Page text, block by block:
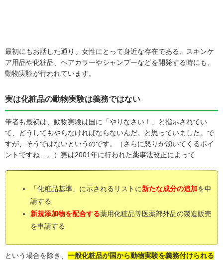
最初にもお話した通り、女性にとって身近な存在である、スキンケ
ア用品や化粧品、ヘアカラーやシャンプーなどを開発する時にも、
動物実験が行われています。
実は化粧品の動物実験は義務ではない
筆者も最初は、動物実験は国に「やりなさい！」と指示されてい
て、どうしてもやらなければならないんだ。と思っていました。で
すが、そうではないというのです。（さらに怒りが湧いてくるポイ
ントですね…。）実は2001年に行われた薬事法改正によって
「化粧品基準」に示されるリストに新たな成分の追加を申
請する
新規添加物を配合する薬用化粧品等医薬部外品の製造販売
を申請する
という場合を除き、 一般化粧品が国から動物実験を義務付けられる